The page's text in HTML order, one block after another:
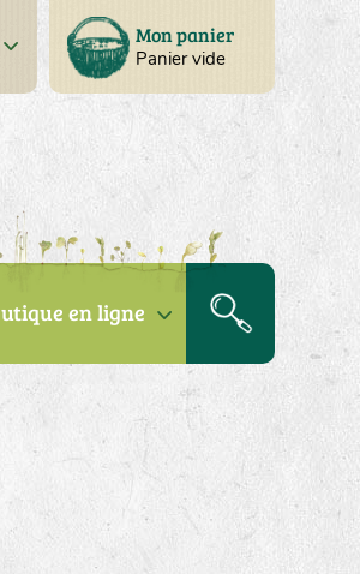
Mon panier
Panier vide
en ligne